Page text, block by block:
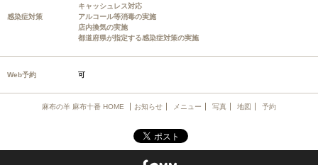
感染症対策
キャッシュレス対応
アルコール等消毒の実施
店内換気の実施
都道府県が指定する感染症対策の実施
Web予約 可
麻布の羊 麻布十番 HOME お知らせ メニュー 写真 地図 予約